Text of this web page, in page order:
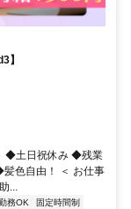
】
◆土日祝休み ◆残業
色自由！ ＜ お仕事
...
務OK
固定時間制